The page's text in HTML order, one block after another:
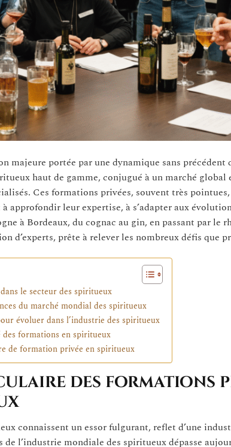
majeure portée par une dynamique sans précédent
haut de gamme, conjugué à un marché global
Ces formations privées, souvent très
approfondir leur expertise, à s’adapter aux
à Bordeaux, du cognac au gin, en passant par le
d’experts, prête à relever les nombreux défis que
le secteur des spiritueux
du marché mondial des spiritueux
évoluer dans l’industrie des spiritueux
des formations en spiritueux
de formation privée en spiritueux
des formations
connaissent un essor fulgurant, reflet d’une
l’industrie mondiale des spiritueux dépasse